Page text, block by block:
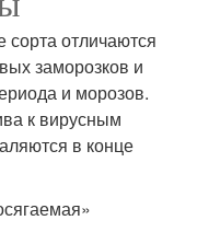
отличаются
заморозков и
и морозов.
к вирусным
в конце